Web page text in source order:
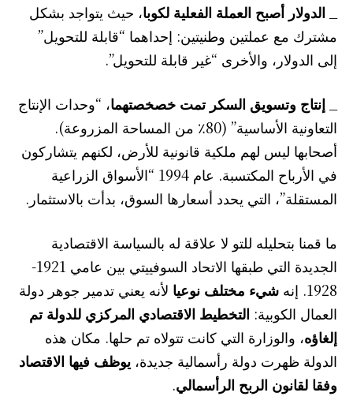
الدولار أصبح العملة الفعلية لكوبا، حيث يتواجد بشكل
مشترك مع عملتين وطنيتين: إحداهما “قابلة للتحويل”
إلى الدولار، والأخرى “غير قابلة للتحويل”.
إنتاج وتسويق السكر تمت خصخصتهما، “وحدات الإنتاج
التعاونية الأساسية” (80٪ من المساحة المزروعة).
أصحابها ليس لهم ملكية قانونية للأرض، لكنهم يتشاركون
في الأرباح المكتسبة. عام 1994 “الأسواق الزراعية
المستقلة”، التي يحدد أسعارها السوق، بدأت بالاستثمار.
ما قمنا بتحليله للتو لا علاقة له بالسياسة الاقتصادية
الجديدة التي طبقها الاتحاد السوفييتي بين عامي 1921-
1928. إنه
شيء مختلف نوعيا لأنه يعني تدمير جوهر دولة
العمال الكوبية: التخطيط الاقتصادي المركزي للدولة تم
إلغاؤه، والوزارة التي كانت تتولاه تم حلها. مكان هذه
الدولة ظهرت دولة رأسمالية جديدة، يوظف فيها الاقتصاد
وفقا لقانون الربح الرأسمالي.